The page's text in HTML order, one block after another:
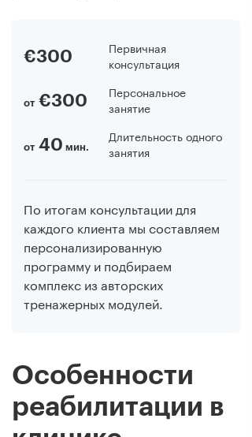
€300
Первичная
консультация
от€300
Персональное
занятие
от40 мин.
Длительность одного
занятия
По итогам консультации для
каждого клиента мы составляем
персонализированную
программу и подбираем
комплекс из авторских
тренажерных модулей.
Особенности
реабилитации в